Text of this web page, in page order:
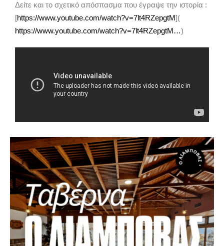
Δείτε και το σχετικό απόσπασμα που έγραψε την ιστορία :
[https://www.youtube.com/watch?v=7lt4RZepgtM](
https://www.youtube.com/watch?v=7lt4RZepgtM…)